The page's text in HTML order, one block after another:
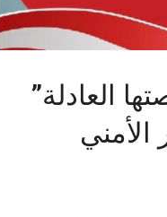
العادلة”
الأمني